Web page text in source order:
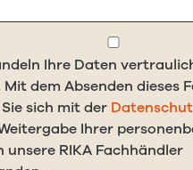
Ihre Daten
dem Absenden dieses
sich mit der
Ihrer
unsere RIKA Fachhändler